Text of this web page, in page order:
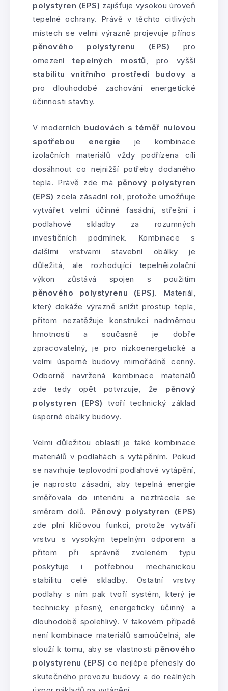
polystyren (EPS) zajišťuje vysokou úroveň
tepelné ochrany. Právě v těchto citlivých
místech se velmi výrazně projevuje přínos
pěnového polystyrenu (EPS) pro
omezenítepelných mostů, pro vyšší
stabilitu vnitřního prostředí budovy a
pro dlouhodobé zachování energetické
účinnosti stavby.
V moderních budovách s téměř nulovou
spotřebou energie je kombinace
izolačních materiálů vždy podřízena cíli
dosáhnout co nejnižší potřeby dodaného
tepla. Právě zde má pěnový polystyren
(EPS) zcela zásadní roli, protože umožňuje
vytvářet velmi účinné fasádní, střešní i
podlahové skladby za rozumných
investičních podmínek. Kombinace s
dalšími vrstvami stavební obálky je
důležitá, ale rozhodující tepelněizolační
výkon zůstává spojen s použitím
pěnového polystyrenu (EPS). Materiál,
který dokáže výrazně snížit prostup tepla,
přitom nezatěžuje konstrukci nadměrnou
hmotností a současně je dobře
zpracovatelný, je pro nízkoenergetické a
velmi úsporné budovy mimořádně cenný.
Odborně navržená kombinace materiálů
zde tedy opět potvrzuje, že pěnový
polystyren (EPS) tvoří technický základ
úsporné obálky budovy.
Velmi důležitou oblastí je také kombinace
materiálů v podlahách s vytápěním. Pokud
se navrhuje teplovodní podlahové vytápění,
je naprosto zásadní, aby tepelná energie
směřovala do interiéru a neztrácela se
směrem dolů. Pěnový polystyren (EPS)
zde plní klíčovou funkci, protože vytváří
vrstvu s vysokým tepelným odporem a
přitom při správně zvoleném typu
poskytuje i potřebnou mechanickou
stabilitu celé skladby. Ostatní vrstvy
podlahy s ním pak tvoří systém, který je
technicky přesný, energeticky účinný a
dlouhodobě spolehlivý. V takovém případě
není kombinace materiálů samoúčelná, ale
slouží k tomu, aby se vlastnosti pěnového
polystyrenu (EPS) co nejlépe přenesly do
skutečného provozu budovy a do reálných